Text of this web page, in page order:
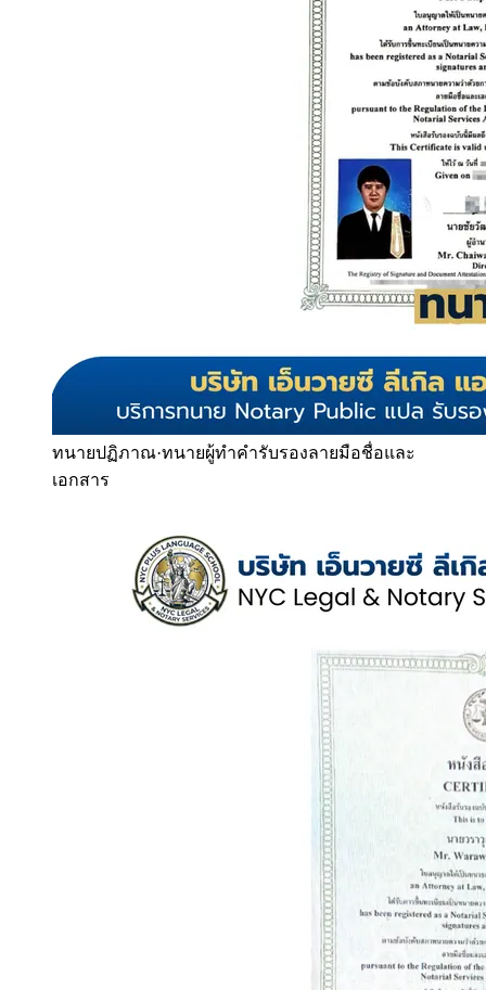
ทนายปฏิภาณ·ทนายผู้ทำคำรับรองลายมือชื่อและ
เอกสาร